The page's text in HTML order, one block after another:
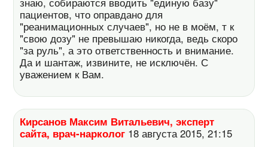
пациентов, что оправдано для
"реанимационных случаев", но не в моём, т к
"свою дозу" не превышаю никогда, ведь скоро
"за руль", а это ответственность и внимание.
Да и шантаж, извините, не исключён. С
уважением к Вам.
Кирсанов Максим Витальевич, эксперт
сайта, врач-нарколог 18 августа 2015, 21:15